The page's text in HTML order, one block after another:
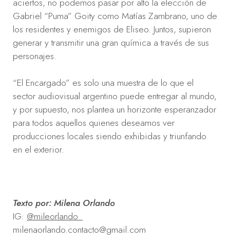
aciertos, no podemos pasar por alto la elección de
Gabriel “Puma” Goity como Matías Zambrano, uno de
los residentes y enemigos de Eliseo. Juntos, supieron
generar y transmitir una gran química a través de sus
personajes.
“El Encargado” es solo una muestra de lo que el
sector audiovisual argentino puede entregar al mundo,
y por supuesto, nos plantea un horizonte esperanzador
para todos aquellos quienes deseamos ver
producciones locales siendo exhibidas y triunfando
en el exterior.
Texto por: Milena Orlando
IG: @mileorlando_
milenaorlando.contacto@gmail.com